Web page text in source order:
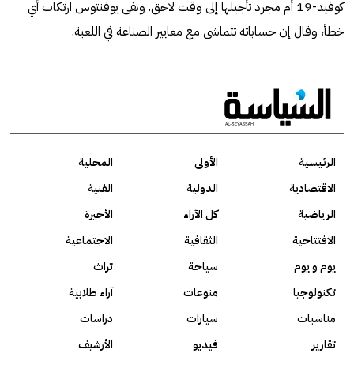
كوفيد-19 أم مجرد تأجيلها إلى وقت لاحق. ونفى يوفنتوس ارتكاب أي
خطأ، وقال إن حساباته تتماشى مع معايير الصناعة في اللعبة.
الرئيسية الأولى
المحلية
الاقتصادية
الدولية
الفنية
الرياضية
كل الآراء
الأخيرة
الافتتاحية
الثقافية
الاجتماعية
يوم و يوم
سياحة
تراث
تكنولوجيا
منوعات
آراء طلابية
مناسبات
سيارات
دراسات
تقارير
فيديو الأرشيف